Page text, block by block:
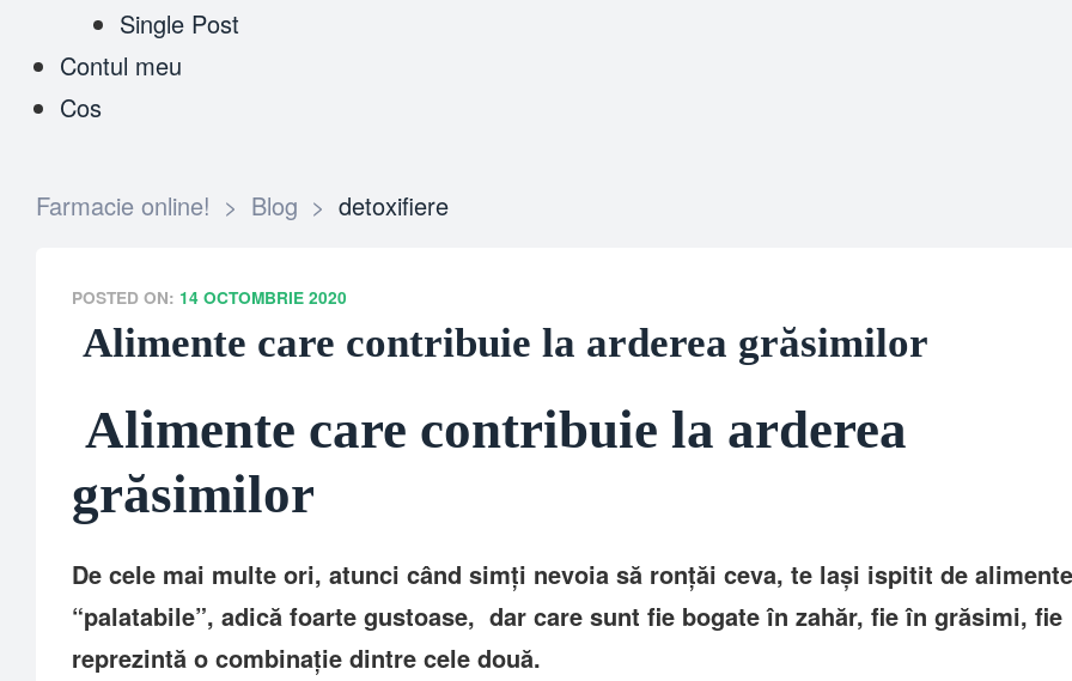
Single Post
Contul meu
Cos
Farmacie online! > Blog > detoxifiere
POSTED ON: 14 OCTOMBRIE 2020
Alimente care contribuie la arderea grăsimilor
Alimente care contribuie la arderea
grăsimilor
De cele mai multe ori, atunci când simți nevoia să ronțăi ceva, te lași ispitit de alimente
“palatabile”, adică foarte gustoase, dar care sunt fie bogate în zahăr, fie în grăsimi, fie
reprezintă o combinație dintre cele două.